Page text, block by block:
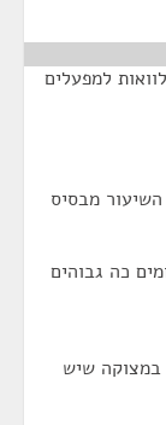
למפעלים
מבסיס
כה גבוהים
במצוקה שיש